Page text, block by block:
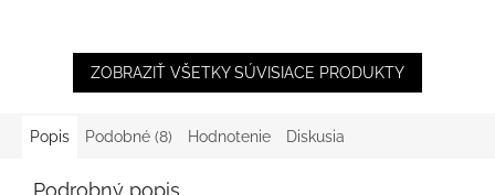
gravírovanou,...
gravírovanou,...
ZOBRAZIŤ VŠETKY SÚVISIACE PRODUKTY
Popis Podobné (8) Hodnotenie Diskusia
Podrobný popis